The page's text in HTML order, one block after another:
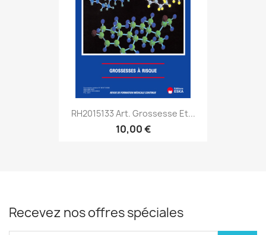
RH2015133 Art. Grossesse Et...
10,00 €
Recevez nos offres spéciales